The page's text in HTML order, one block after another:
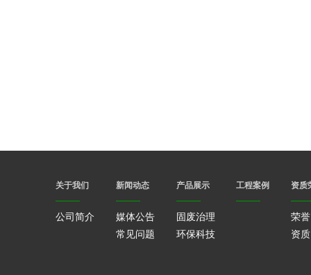
关于我们
公司简介
新闻动态
媒体公告
常见问题
产品展示
固废治理
环保科技
工程案例 资质
荣誉
资质